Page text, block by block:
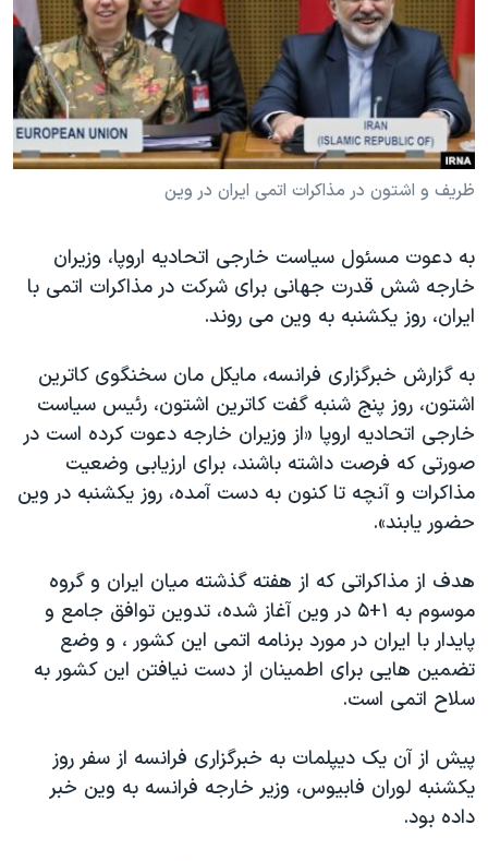
فرهنگ و زندگی
حقوق شهروندی
اقتصادی
علم و فناوری
آرشیو پخش زنده
مستندها
انتخابات ریاست جمهوری آمریکا ۲۰۲۴
حمله جمهوری اسلامی به اسرائیل
رمز مهسا
مجموعه مستندهای دادخواهی
تریبونال مردمی آبان ۹۸
چهل سال گروگان‌گیری
قانون شفافیت دارائی کادر رهبری ایران
اعتراضات مردمی آبان ۹۸
اسرائیل در جنگ
نرگس محمدی برنده جایزه نوبل صلح
همایش محافظه‌کاران آمریکا «سی‌پک»
صفحه‌های ویژه
سفر پرزیدنت ترامپ به چین
دنبال کنید
زبانهای مختلف
ظریف و اشتون در مذاکرات اتمی ایران در وین
به دعوت مسئول سیاست خارجی اتحادیه اروپا، وزیران
خارجه شش قدرت جهانی برای شرکت در مذاکرات اتمی با
ایران، روز یکشنبه به وین می روند.
به گزارش خبرگزاری فرانسه، مایکل مان سخنگوی کاترین
اشتون، روز پنج شنبه گفت کاترین اشتون، رئیس سیاست
خارجی اتحادیه اروپا «از وزیران خارجه دعوت کرده است در
صورتی که فرصت داشته باشند، برای ارزیابی وضعیت
مذاکرات و آنچه تا کنون به دست آمده، روز یکشنبه در وین
حضور یابند».
هدف از مذاکراتی که از هفته گذشته میان ایران و گروه
موسوم به ۱+۵ در وین آغاز شده، تدوین توافق جامع و
پایدار با ایران در مورد برنامه اتمی این کشور ، و وضع
تضمین هایی برای اطمینان از دست نیافتن این کشور به
سلاح اتمی است.
پیش از آن یک دیپلمات به خبرگزاری فرانسه از سفر روز
یکشنبه لوران فابیوس، وزیر خارجه فرانسه به وین خبر
داده بود.